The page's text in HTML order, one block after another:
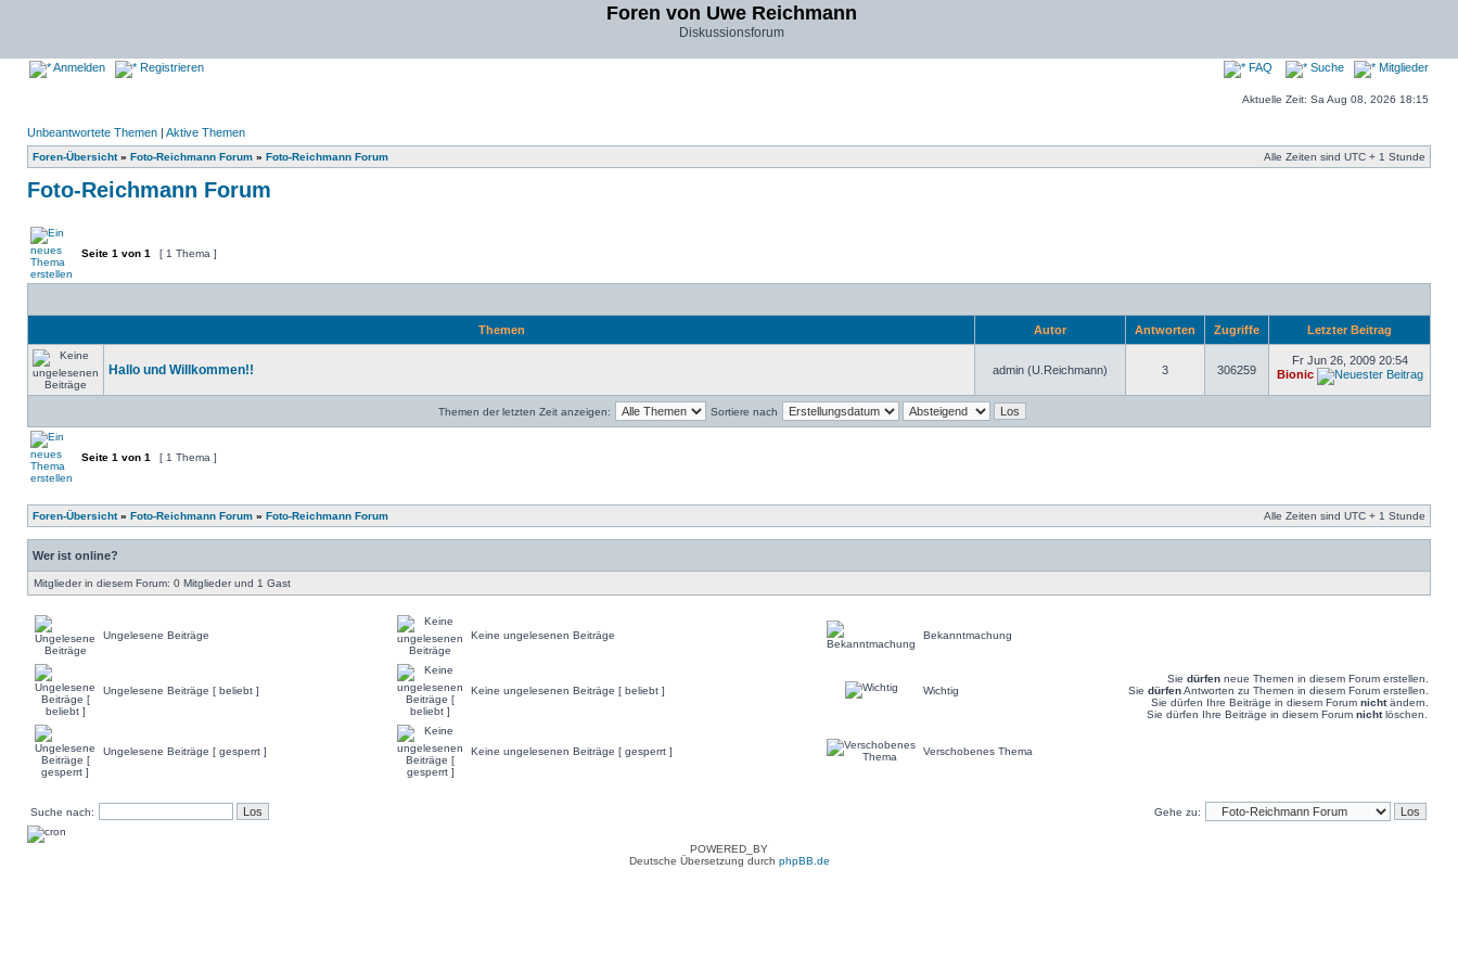
Foren von Uwe Reichmann
Diskussionsforum
Anmelden Registrieren FAQ Suche Mitglieder
Aktuelle Zeit: Sa Aug 08, 2026 18:15
Unbeantwortete Themen | Aktive Themen
Foren-Übersicht» Foto-Reichmann Forum » Foto-Reichmann Forum Alle Zeiten sind UTC + 1 Stunde
Foto-Reichmann Forum
Seite 1 von 1 [ 1 Thema ]
Themen Autor Antworten Zugriffe Letzter Beitrag
Hallo und Willkommen!! admin (U.Reichmann) 3 306259
Fr Jun 26, 2009 20:54
Bionic
Themen der letzten Zeit anzeigen: Sortiere nach
Seite 1 von 1 [ 1 Thema ]
Foren-Übersicht» Foto-Reichmann Forum » Foto-Reichmann Forum Alle Zeiten sind UTC + 1 Stunde
Wer ist online?
Mitglieder in diesem Forum: 0 Mitglieder und 1 Gast
Ungelesene Beiträge Keine ungelesenen Beiträge Bekanntmachung
Ungelesene Beiträge [ beliebt ] Keine ungelesenen Beiträge [ beliebt ] Wichtig
Ungelesene Beiträge [ gesperrt ] Keine ungelesenen Beiträge [ gesperrt ] Verschobenes Thema
Sie dürfen neue Themen in diesem Forum erstellen.
Sie dürfenAntworten zu Themen in diesem Forum erstellen.
Sie dürfen Ihre Beiträge in diesem Forum nichtändern.
Sie dürfen Ihre Beiträge in diesem Forum nichtlöschen.
Suche nach: Gehe zu:
POWERED_BY
Deutsche Übersetzung durch phpBB.de